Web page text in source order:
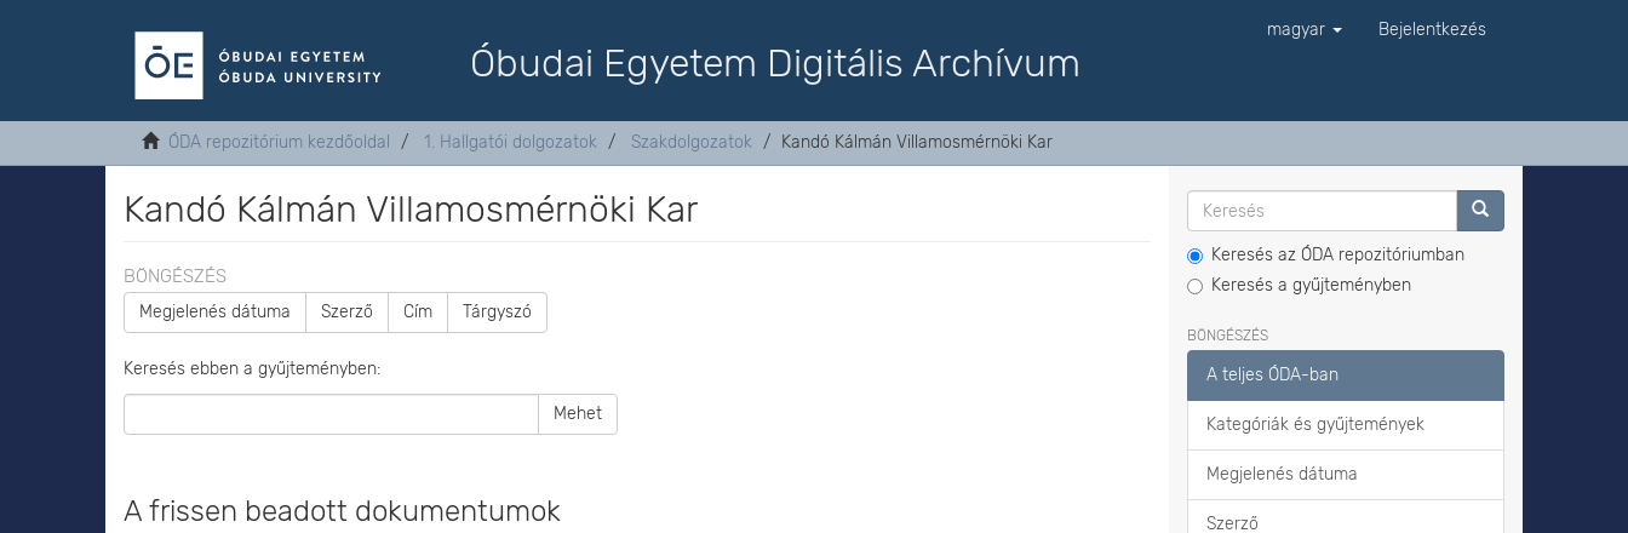
Óbudai Egyetem Digitális Archívum
magyar Bejelentkezés
ÓDA repozitórium kezdőoldal 1. Hallgatói dolgozatok Szakdolgozatok Kandó Kálmán Villamosmérnöki Kar
Kandó Kálmán Villamosmérnöki Kar
BÖNGÉSZÉS
Megjelenés dátuma Szerző Cím Tárgyszó
Keresés ebben a gyűjteményben:
Mehet
A frissen beadott dokumentumok
Keresés az ÓDA repozitóriumban
Keresés a gyűjteményben
BÖNGÉSZÉS
A teljes ÓDA-ban
Kategóriák és gyűjtemények
Megjelenés dátuma
Szerző